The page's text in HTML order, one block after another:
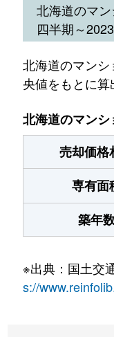
北海道のマ
四半期～
北海道のマン
央値をもとに算
北海道のマン
売却価格
専有面
築年
※出典：国土交
s://